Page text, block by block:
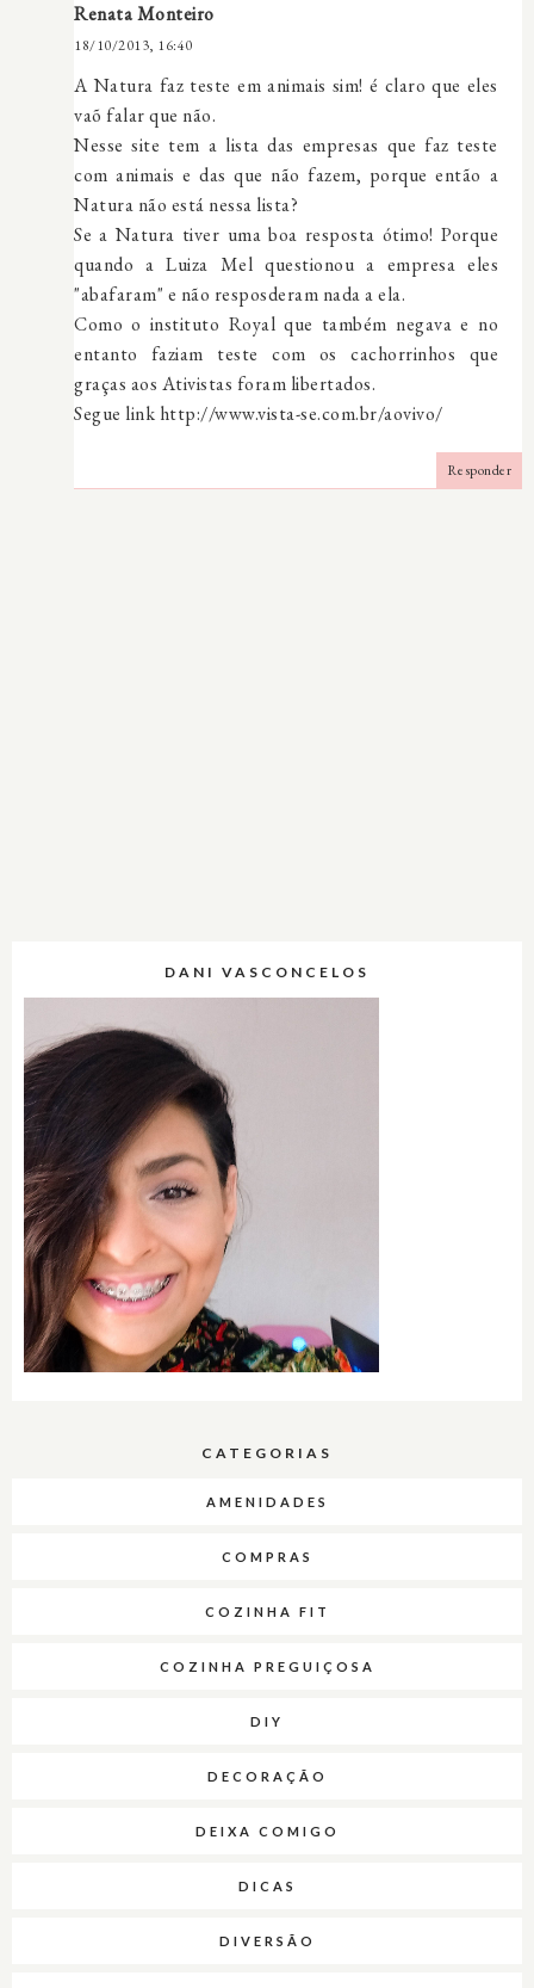
Renata Monteiro
18/10/2013, 16:40
A Natura faz teste em animais sim! é claro que eles
vaõ falar que não.
Nesse site tem a lista das empresas que faz teste
com animais e das que não fazem, porque então a
Natura não está nessa lista?
Se a Natura tiver uma boa resposta ótimo! Porque
quando a Luiza Mel questionou a empresa eles
"abafaram" e não resposderam nada a ela.
Como o instituto Royal que também negava e no
entanto faziam teste com os cachorrinhos que
graças aos Ativistas foram libertados.
Segue link http://www.vista-se.com.br/aovivo/
Responder
DANI VASCONCELOS
CATEGORIAS
AMENIDADES
COMPRAS
COZINHA FIT
COZINHA PREGUIÇOSA
DIY
DECORAÇÃO
DEIXA COMIGO
DICAS
DIVERSÃO